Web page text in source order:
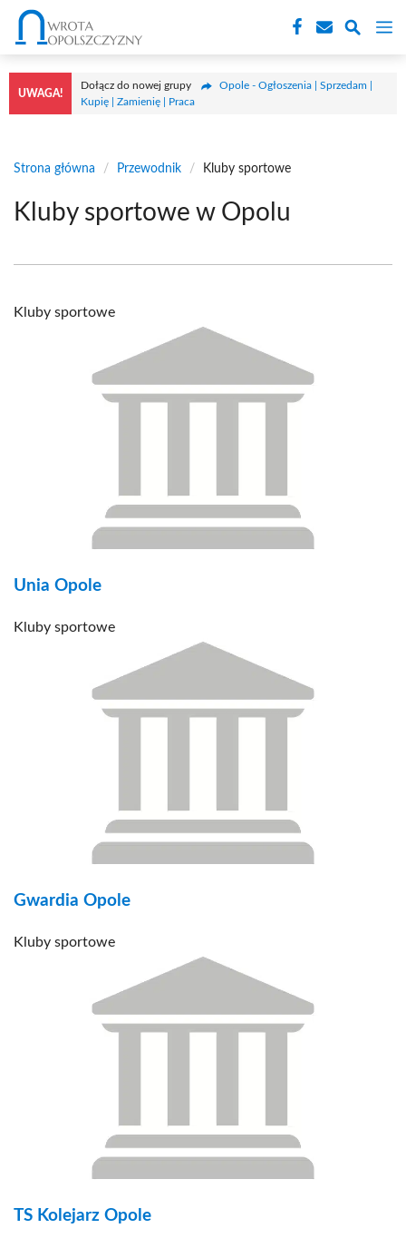
Przejdź
treści
UWAGA!
Dołącz do nowej grupy
Opole - Ogłoszenia | Sprzedam |
Kupię | Zamienię | Praca
Strona główna / Przewodnik / Kluby sportowe
Kluby sportowe w Opolu
Kluby sportowe
Unia Opole
Kluby sportowe
Gwardia Opole
Kluby sportowe
TS Kolejarz Opole